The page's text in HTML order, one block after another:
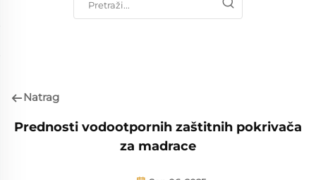
Natrag
Prednosti vodootpornih zaštitnih pokrivača
za madrace